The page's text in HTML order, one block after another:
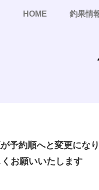
HOME 釣果情
予約順へと変更にな
お願いいたします